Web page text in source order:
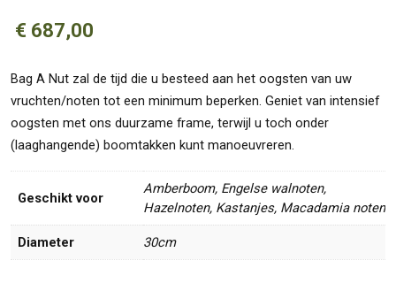
€ 687,00
Bag A Nut zal de tijd die u besteed aan het oogsten van uw
vruchten/noten tot een minimum beperken. Geniet van intensief
oogsten met ons duurzame frame, terwijl u toch onder
(laaghangende) boomtakken kunt manoeuvreren.
Geschikt voor
Amberboom, Engelse walnoten,
Hazelnoten, Kastanjes, Macadamia noten
Diameter 30cm